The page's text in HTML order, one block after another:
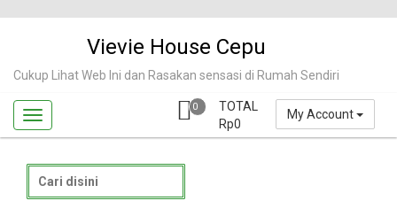
Vievie House Cepu
Cukup Lihat Web Ini dan Rasakan sensasi di Rumah Sendiri
My Account
0
TOTAL
Rp0
for: